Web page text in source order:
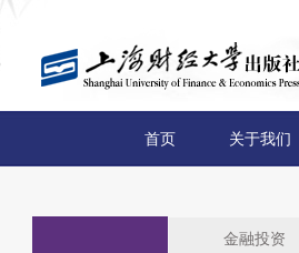
首页 关于我们
金融投资